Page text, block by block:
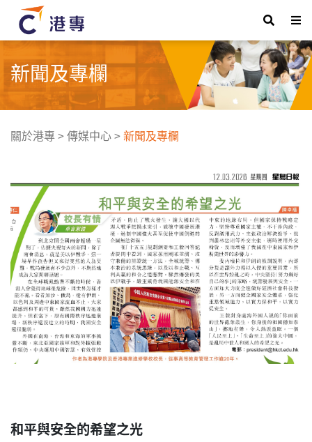
新聞及專欄
關於港專>傳媒中心>新聞及專欄
和平與安全的希望之光